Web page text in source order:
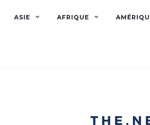
ASIE AFRIQUE